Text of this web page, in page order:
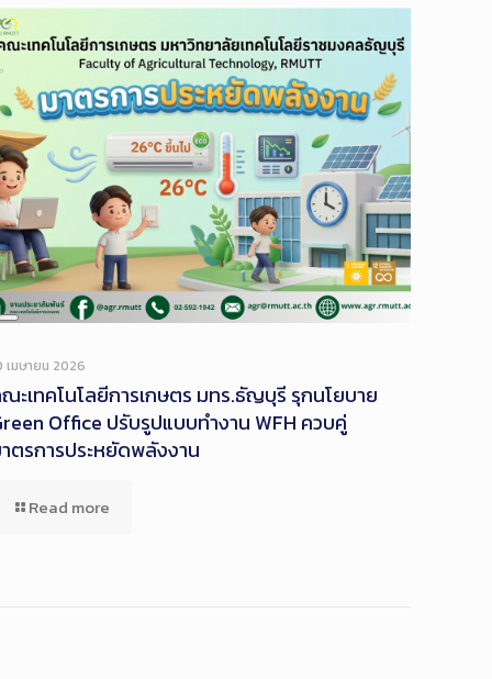
Long
เมษายน 2026
ะเทคโนโลยีการเกษตร มทร.ธัญบุรี รุกนโยบาย
Office ปรับรูปแบบทำงาน WFH ควบคู่
ตรการประหยัดพลังงาน
Read more